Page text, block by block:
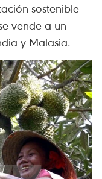
sostenible
vende a un
y Malasia.